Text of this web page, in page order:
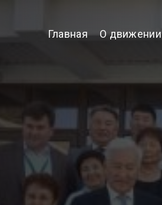
Главная О движении